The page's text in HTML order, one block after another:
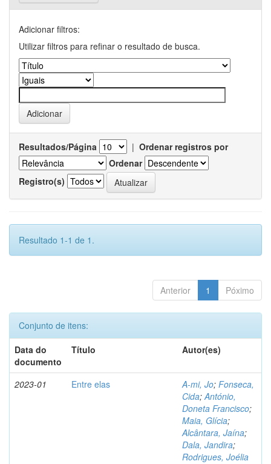
Adicionar filtros:
Utilizar filtros para refinar o resultado de busca.
Resultados/Página | Ordenar registros por
Ordenar
Registro(s)
Resultado 1-1 de 1.
Anterior 1 Póximo
Conjunto de itens:
Data do
documento
Título Autor(es)
2023-01 Entre elas A-mi, Jo; Fonseca,
Cida;António,
Doneta Francisco;
Maia, Glícia;
Alcântara, Jaína;
Dala, Jandira;
Rodrigues, Joélia